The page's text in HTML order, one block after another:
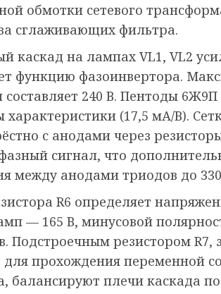
обмотки сетевого
сглаживающих фильтра.
каскад на лампах VL1, VL2
функцию фазоинвертора.
240 В. Пентоды
характеристики (17,5 мА/В).
с анодами через
сигнал, что
между анодами триодов до
R6 определяет
— 165 В, минусовой
Подстроечным резистором
для прохождения переменной
балансируют плечи каскада